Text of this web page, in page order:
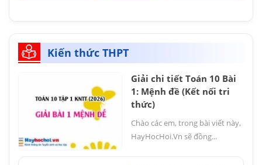
Kiến thức THPT
Giải chi tiết Toán 10 Bài
1: Mệnh đề (Kết nối tri
thức)
Chào các em, trong bài viết này,
HayHocHoi.Vn sẽ đồng...